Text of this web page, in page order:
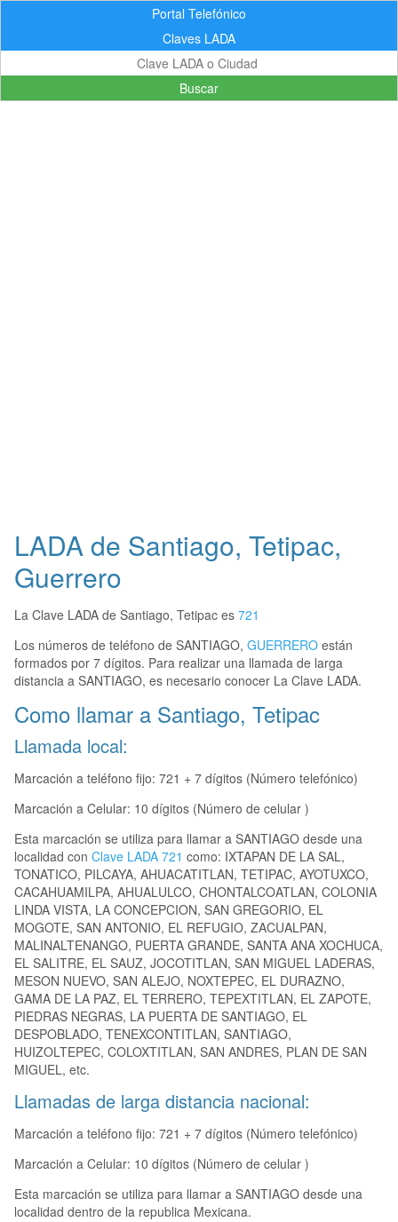
Portal Telefónico
Claves LADA
Buscar
LADA de Santiago, Tetipac,
Guerrero
La Clave LADA de Santiago, Tetipac es 721
Los números de teléfono de SANTIAGO, GUERRERO están
formados por 7 dígitos. Para realizar una llamada de larga
distancia a SANTIAGO, es necesario conocer La Clave LADA.
Como llamar a Santiago, Tetipac
Llamada local:
Marcación a teléfono fijo: 721 + 7 dígitos (Número telefónico)
Marcación a Celular: 10 dígitos (Número de celular )
Esta marcación se utiliza para llamar a SANTIAGO desde una
localidad con Clave LADA 721 como: IXTAPAN DE LA SAL,
TONATICO, PILCAYA, AHUACATITLAN, TETIPAC, AYOTUXCO,
CACAHUAMILPA, AHUALULCO, CHONTALCOATLAN, COLONIA
LINDA VISTA, LA CONCEPCION, SAN GREGORIO, EL
MOGOTE, SAN ANTONIO, EL REFUGIO, ZACUALPAN,
MALINALTENANGO, PUERTA GRANDE, SANTA ANA XOCHUCA,
EL SALITRE, EL SAUZ, JOCOTITLAN, SAN MIGUEL LADERAS,
MESON NUEVO, SAN ALEJO, NOXTEPEC, EL DURAZNO,
GAMA DE LA PAZ, EL TERRERO, TEPEXTITLAN, EL ZAPOTE,
PIEDRAS NEGRAS, LA PUERTA DE SANTIAGO, EL
DESPOBLADO, TENEXCONTITLAN, SANTIAGO,
HUIZOLTEPEC, COLOXTITLAN, SAN ANDRES, PLAN DE SAN
MIGUEL, etc.
Llamadas de larga distancia nacional:
Marcación a teléfono fijo: 721 + 7 dígitos (Número telefónico)
Marcación a Celular: 10 dígitos (Número de celular )
Esta marcación se utiliza para llamar a SANTIAGO desde una
localidad dentro de la republica Mexicana.